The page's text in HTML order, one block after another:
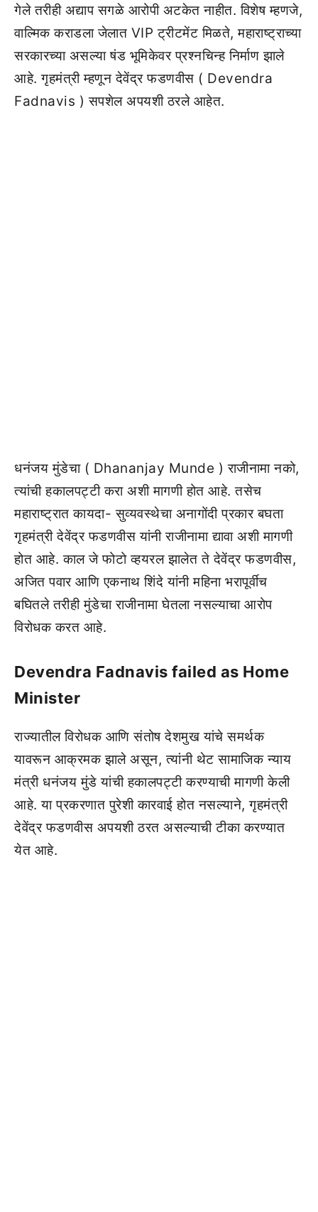
गेले तरीही अद्याप सगळे आरोपी अटकेत नाहीत. विशेष म्हणजे,
वाल्मिक कराडला जेलात VIP ट्रीटमेंट मिळते, महाराष्ट्राच्या
सरकारच्या असल्या षंड भूमिकेवर प्रश्नचिन्ह निर्माण झाले
आहे. गृहमंत्री म्हणून देवेंद्र फडणवीस ( Devendra
Fadnavis ) सपशेल अपयशी ठरले आहेत.
धनंजय मुंडेचा ( Dhananjay Munde ) राजीनामा नको,
त्यांची हकालपट्टी करा अशी मागणी होत आहे. तसेच
महाराष्ट्रात कायदा- सुव्यवस्थेचा अनागोंदी प्रकार बघता
गृहमंत्री देवेंद्र फडणवीस यांनी राजीनामा द्यावा अशी मागणी
होत आहे. काल जे फोटो व्हयरल झालेत ते देवेंद्र फडणवीस,
अजित पवार आणि एकनाथ शिंदे यांनी महिना भरापूर्वीच
बघितले तरीही मुंडेचा राजीनामा घेतला नसल्याचा आरोप
विरोधक करत आहे.
Devendra Fadnavis failed as Home
Minister
राज्यातील विरोधक आणि संतोष देशमुख यांचे समर्थक
यावरून आक्रमक झाले असून, त्यांनी थेट सामाजिक न्याय
मंत्री धनंजय मुंडे यांची हकालपट्टी करण्याची मागणी केली
आहे. या प्रकरणात पुरेशी कारवाई होत नसल्याने, गृहमंत्री
देवेंद्र फडणवीस अपयशी ठरत असल्याची टीका करण्यात
येत आहे.